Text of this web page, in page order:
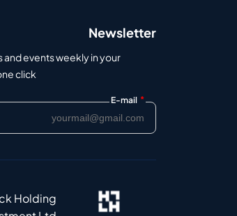
Newsletter
events weekly in your
click.
E-mail *
Holding